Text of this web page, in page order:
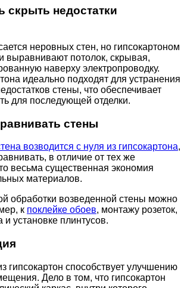
скрыть недостатки
неровных стен, но гипсокартоном
выравнивают потолок, скрывая,
наверху электропроводку.
идеально подходят для устранения
стены, что обеспечивает
для последующей отделки.
стены
возводится с нуля из гипсокартона,
в отличие от тех же
весьма существенная экономия
материалов.
обработки возведенной стены можно
к поклейке обоев, монтажу розеток,
и установке плинтусов.
гипсокартон способствует улучшению
Дело в том, что гипсокартон